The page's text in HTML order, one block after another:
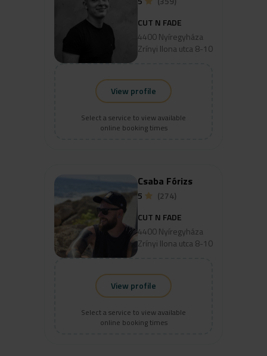
View profile
Select a service to view available
online booking times
CUT N FADE
4400 Nyíregyháza
Zrínyi Ilona utca 8-10
View profile
Select a service to view available
online booking times
Csaba Fórizs
5
(274)
CUT N FADE
4400 Nyíregyháza
Zrínyi Ilona utca 8-10